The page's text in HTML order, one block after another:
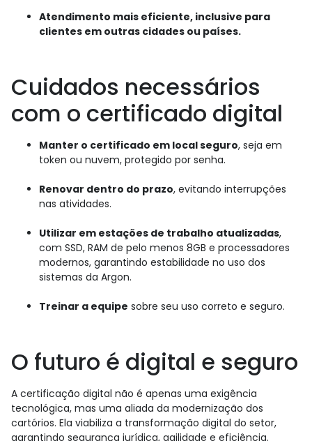
Atendimento mais eficiente, inclusive para
clientes em outras cidades ou países.
Cuidados necessários
com o certificado digital
Manter o certificado em local seguro, seja em
token ou nuvem, protegido por senha.
Renovar dentro do prazo, evitando interrupções
nas atividades.
Utilizar em estações de trabalho atualizadas,
com SSD, RAM de pelo menos 8GB e processadores
modernos, garantindo estabilidade no uso dos
sistemas da Argon.
Treinar a equipe sobre seu uso correto e seguro.
O futuro é digital e seguro
A certificação digital não é apenas uma exigência
tecnológica, mas uma aliada da modernização dos
cartórios. Ela viabiliza a transformação digital do setor,
garantindo segurança jurídica, agilidade e eficiência.